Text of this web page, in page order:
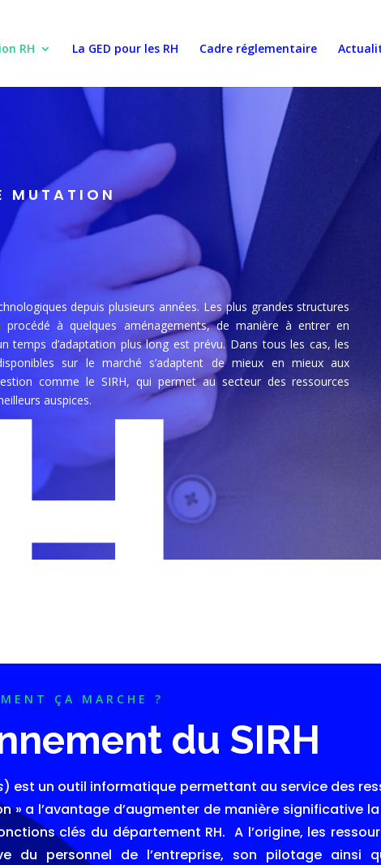
RH La GED pour les RH Cadre réglementaire
MUTATION
depuis plusieurs années. Les plus grandes structures
à quelques aménagements, de manière à entrer en
d’adaptation plus long est prévu. Dans tous les cas, les
sur le marché s’adaptent de mieux en mieux aux
comme leSIRH, qui permet au secteur des ressources
auspices.
ÇA MARCHE ?
du SIRH
) est un outil informatique permettant au service des
» a l’avantage d’augmenter de manière significative
clés du département RH. A l’origine, les
du personnel de l’entreprise, son pilotage ainsi